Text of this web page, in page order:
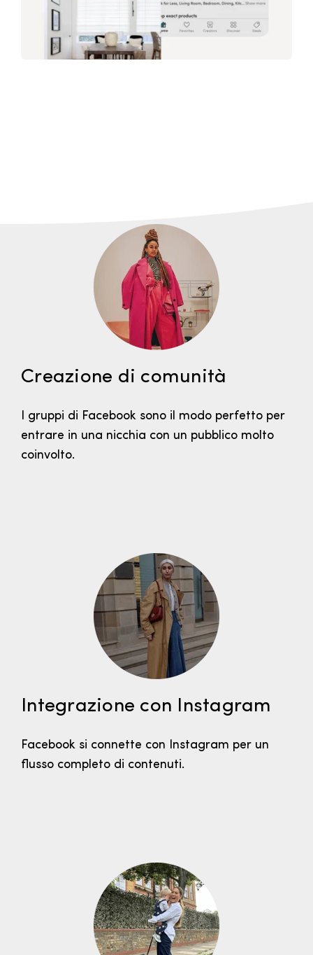
Creazione di comunità
I gruppi di Facebook sono il modo perfetto per
entrare in una nicchia con un pubblico molto
coinvolto.
Integrazione con Instagram
Facebook si connette con Instagram per un
flusso completo di contenuti.